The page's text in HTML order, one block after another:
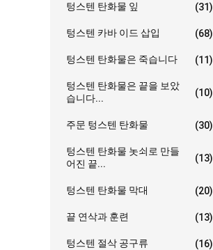
텅스텐 탄화물 잎 (31)
텅스텐 카바 이드 삽입 (68)
텅스텐 탄화물은 죽습니다 (11)
텅스텐 탄화물은 끝을 보았
습니다...
(10)
주문 텅스텐 탄화물 (30)
텅스텐 탄화물 놋쇠로 만들
어진 끝...
(13)
텅스텐 탄화물 막대 (20)
끝 연삭과 훈련 (13)
텅스텐 절삭 공구류 (16)